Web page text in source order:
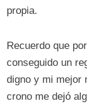
propia.
Recuerdo que
conseguido un
digno y mi mejor
crono me dejó